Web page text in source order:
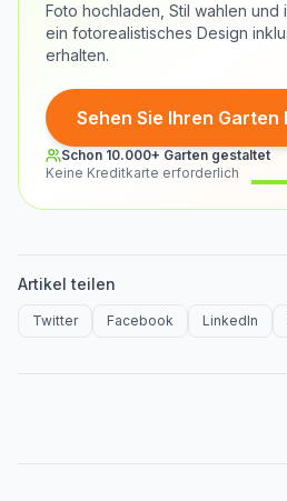
Foto hochladen, Stil wahlen und
ein fotorealistisches Design
erhalten.
Sehen Sie Ihren Garten
Schon 10.000+ Garten gestaltet
Keine Kreditkarte erforderlich
Artikel teilen
Twitter Facebook LinkedIn